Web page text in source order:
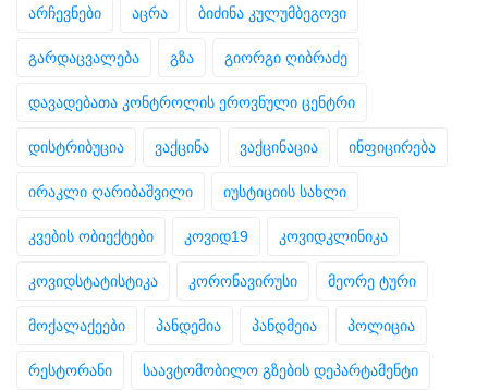
არჩევნები აცრა ბიძინა კულუმბეგოვი
გარდაცვალება გზა გიორგი ღიბრაძე
დავადებათა კონტროლის ეროვნული ცენტრი
დისტრიბუცია ვაქცინა ვაქცინაცია ინფიცირება
ირაკლი ღარიბაშვილი იუსტიციის სახლი
კვების ობიექტები კოვიდ19 კოვიდკლინიკა
კოვიდსტატისტიკა კორონავირუსი მეორე ტური
მოქალაქეები პანდემია პანდმეია პოლიცია
რესტორანი საავტომობილო გზების დეპარტამენტი